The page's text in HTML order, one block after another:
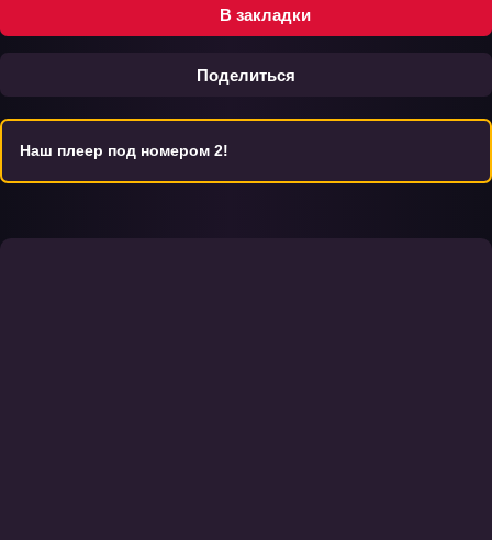
В закладки
Поделиться
Наш плеер под номером 2!